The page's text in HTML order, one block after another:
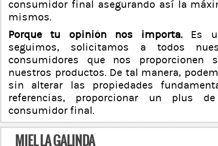
consumidor final asegurando así la
mismos.
Porque tu opinión nos importa.Es
seguimos, solicitamos a todos
consumidores que nos proporcionen
nuestros productos. De tal manera,
sin alterar las propiedades
referencias, proporcionar un plus
consumidor final.
MIEL LA GALINDA